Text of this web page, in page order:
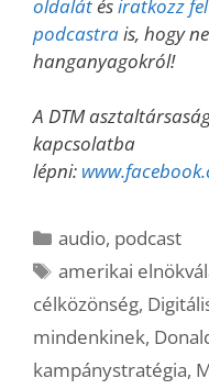
oldalátésiratkozz
podcastrais, hogy
hanganyagokról!
A DTM
kapcsolatba
lépni:
Kategória
audio, podcast
Címkék
amerikai
célközönség,
mindenkinek,
kampánystratégia,